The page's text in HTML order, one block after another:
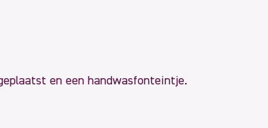
en een handwasfonteintje.